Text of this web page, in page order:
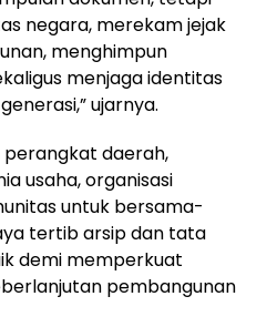
negara, merekam jejak
menghimpun
menjaga identitas
ujarnya.
perangkat daerah,
usaha, organisasi
untuk bersama-
tertib arsip dan tata
demi memperkuat
pembangunan